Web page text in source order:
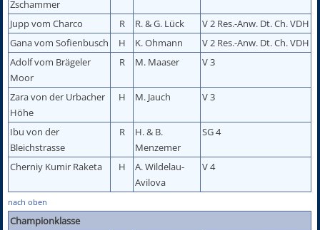
Zschammer
Jupp vom Charco
R R. & G. Lück
V 2 Res.-Anw. Dt. Ch. VDH
Gana vom Sofienbusch
H K. Ohmann
V 2 Res.-Anw. Dt. Ch. VDH
Adolf vom Brägeler
Moor
R M. Maaser V 3
Zara von der Urbacher
Höhe
H M. Jauch V 3
Ibu von der
Bleichstrasse
R
H. & B.
Menzemer
SG 4
Cherniy Kumir Raketa H
A. Wildelau-
Avilova
V 4
nach oben
Championklasse